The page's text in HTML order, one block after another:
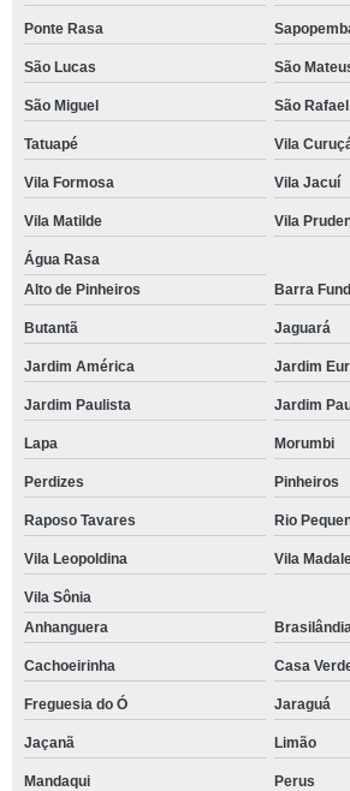
Ponte Rasa
São Lucas São
São Miguel São Rafael
Tatuapé Vila
Vila Formosa Vila Jacuí
Vila Matilde Vila
Água Rasa
Alto de Pinheiros
Barra
Butantã Jaguará
Jardim América Jardim
Jardim Paulista Jardim
Lapa Morumbi
Perdizes Pinheiros
Raposo Tavares Rio
Vila Leopoldina Vila
Vila Sônia
Anhanguera
Cachoeirinha Casa
Freguesia do Ó Jaraguá
Jaçanã Limão
Mandaqui Perus